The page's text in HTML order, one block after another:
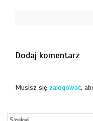
Dodaj komentarz
Musisz się zalogować,